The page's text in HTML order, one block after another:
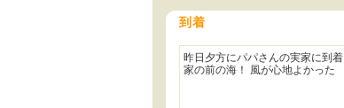
到着
昨日夕方にパパさんの実家に到着
家の前の海！ 風が心地よかった